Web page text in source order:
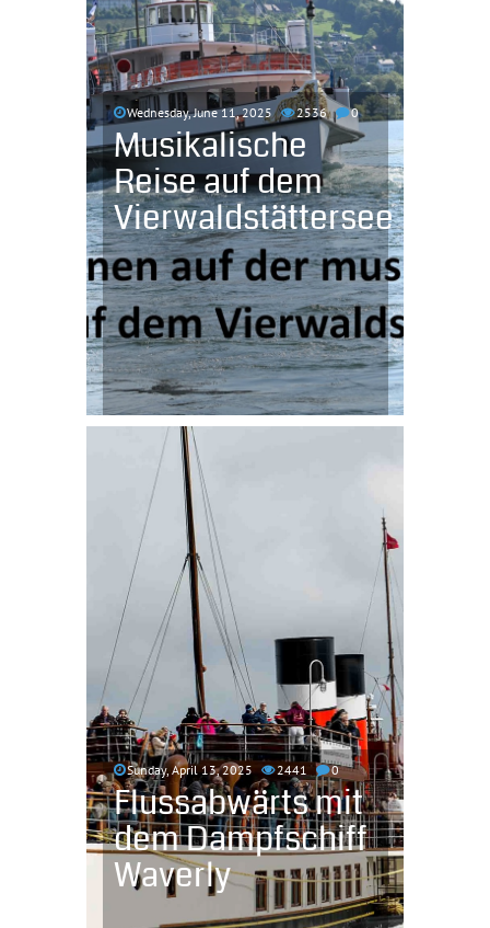
Wednesday, June 11, 2025 2536 0
Musikalische
Reise auf dem
Vierwaldstättersee
Sunday, April 13, 2025 2441 0
Flussabwärts mit
dem Dampfschiff
Waverly